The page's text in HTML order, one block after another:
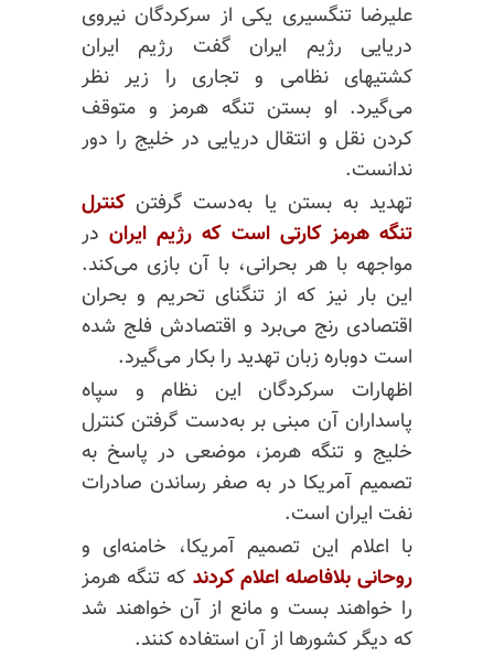
علیرضا تنگسیری یکی از سرکردگان نیروی
دریایی رژیم ایران گفت رژیم ایران
کشتیهای نظامی و تجاری را زیر نظر
می‌گیرد. او بستن تنگه هرمز و متوقف
کردن نقل و انتقال دریایی در خلیج را دور
ندانست.
تهدید به بستن یا به‌دست گرفتن کنترل
تنگه هرمز کارتی است که رژیم ایران در
مواجهه با هر بحرانی، با آن بازی می‌کند.
این بار نیز که از تنگنای تحریم و بحران
اقتصادی رنج می‌برد و اقتصادش فلج شده
است دوباره زبان تهدید را بکار می‌گیرد.
اظهارات سرکردگان این نظام و سپاه
پاسداران آن مبنی بر به‌دست گرفتن کنترل
خلیج و تنگه هرمز، موضعی در پاسخ به
تصمیم آمریکا در به صفر رساندن صادرات
نفت ایران است.
با اعلام این تصمیم آمریکا، خامنه‌ای و
روحانی بلافاصله اعلام کردند که تنگه هرمز
را خواهند بست و مانع از آن خواهند شد
که دیگر کشورها از آن استفاده کنند.